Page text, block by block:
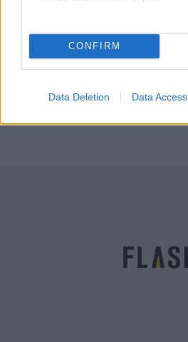
CONFIRM
Data Deletion Data Access